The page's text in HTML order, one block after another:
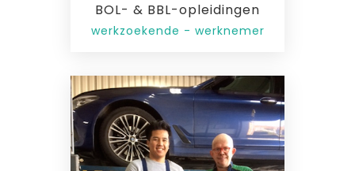
BOL- & BBL-opleidingen
werkzoekende - werknemer